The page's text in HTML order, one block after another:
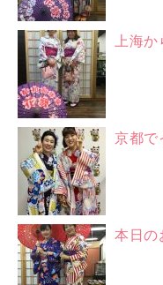
上海
京都で
本日の